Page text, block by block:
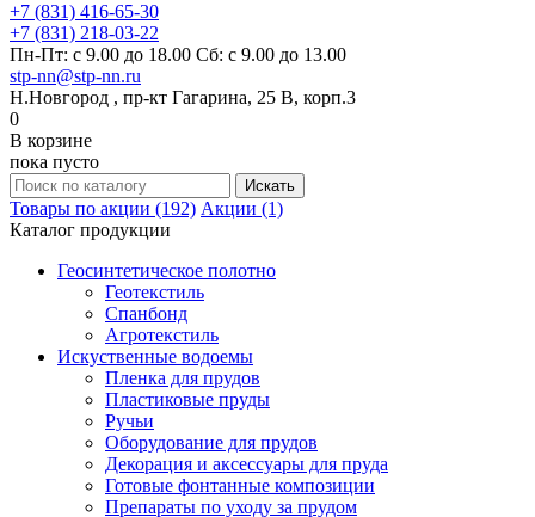
+7 (831) 416-65-30
+7 (831) 218-03-22
Пн-Пт: с 9.00 до 18.00 Сб: с 9.00 до 13.00
stp-nn@stp-nn.ru
Н.Новгород , пр-кт Гагарина, 25 В, корп.3
0
В корзине
пока пусто
Товары по акции (192) Акции (1)
Каталог продукции
Геосинтетическое полотно
Геотекстиль
Спанбонд
Агротекстиль
Искуственные водоемы
Пленка для прудов
Пластиковые пруды
Ручьи
Оборудование для прудов
Декорация и аксессуары для пруда
Готовые фонтанные композиции
Препараты по уходу за прудом